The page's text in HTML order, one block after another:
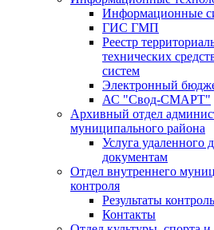
Информационные
ГИС ГМП
Реестр
технических
систем
Электронный
АС "Свод-СМАРТ"
Архивный отдел
муниципального района
Услуга удаленного
документам
Отдел внутреннего
контроля
Результаты
Контакты